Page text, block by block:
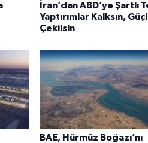
İran’dan ABD’ye Şartlı
Yaptırımlar Kalksın,
Çekilsin
BAE, Hürmüz Boğazı’nı